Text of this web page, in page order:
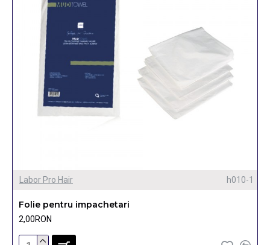
Labor Pro Hair h010-1
Folie pentru impachetari
2,00RON